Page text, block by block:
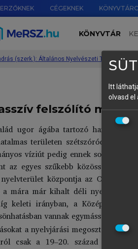
CÉGEKNEK
KÖNYVTÁR
›
felszólító módú
ugor ágába tartozó hanti
területen szétszóródva. A
víziút pedig ennek
az egyes szűkebb közösségek
központja az Ob és az
a mára már kihalt déli
keleti irányban, a Középső-
vannak egymással, de a
a nyelvjárási megosztottságon
csak a 19–20. század
Itt
olvasd el